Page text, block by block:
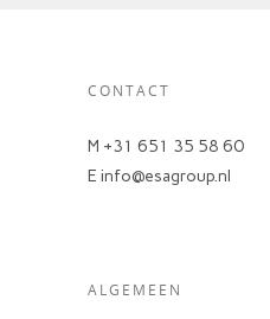
CONTACT
M +31 651 35 58 60
E info@esagroup.nl
ALGEMEEN